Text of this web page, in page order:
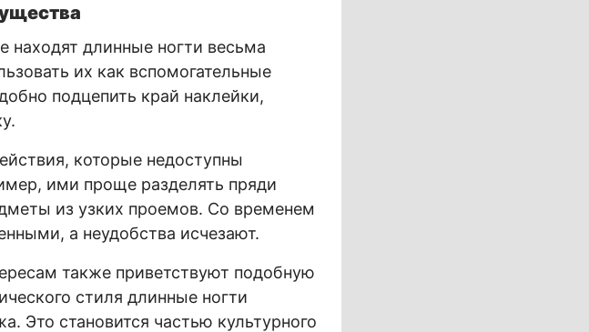
находят длинные ногти весьма
их как вспомогательные
подцепить край наклейки,
которые недоступны
ими проще разделять пряди
из узких проемов. Со временем
а неудобства исчезают.
также приветствуют подобную
стиля длинные ногти
Это становится частью культурного